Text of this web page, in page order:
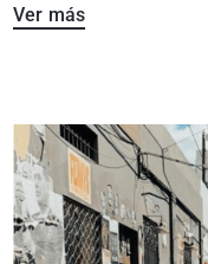
Ver más